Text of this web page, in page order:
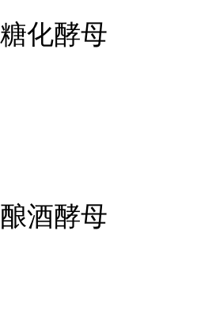
糖化酵母
酿酒酵母